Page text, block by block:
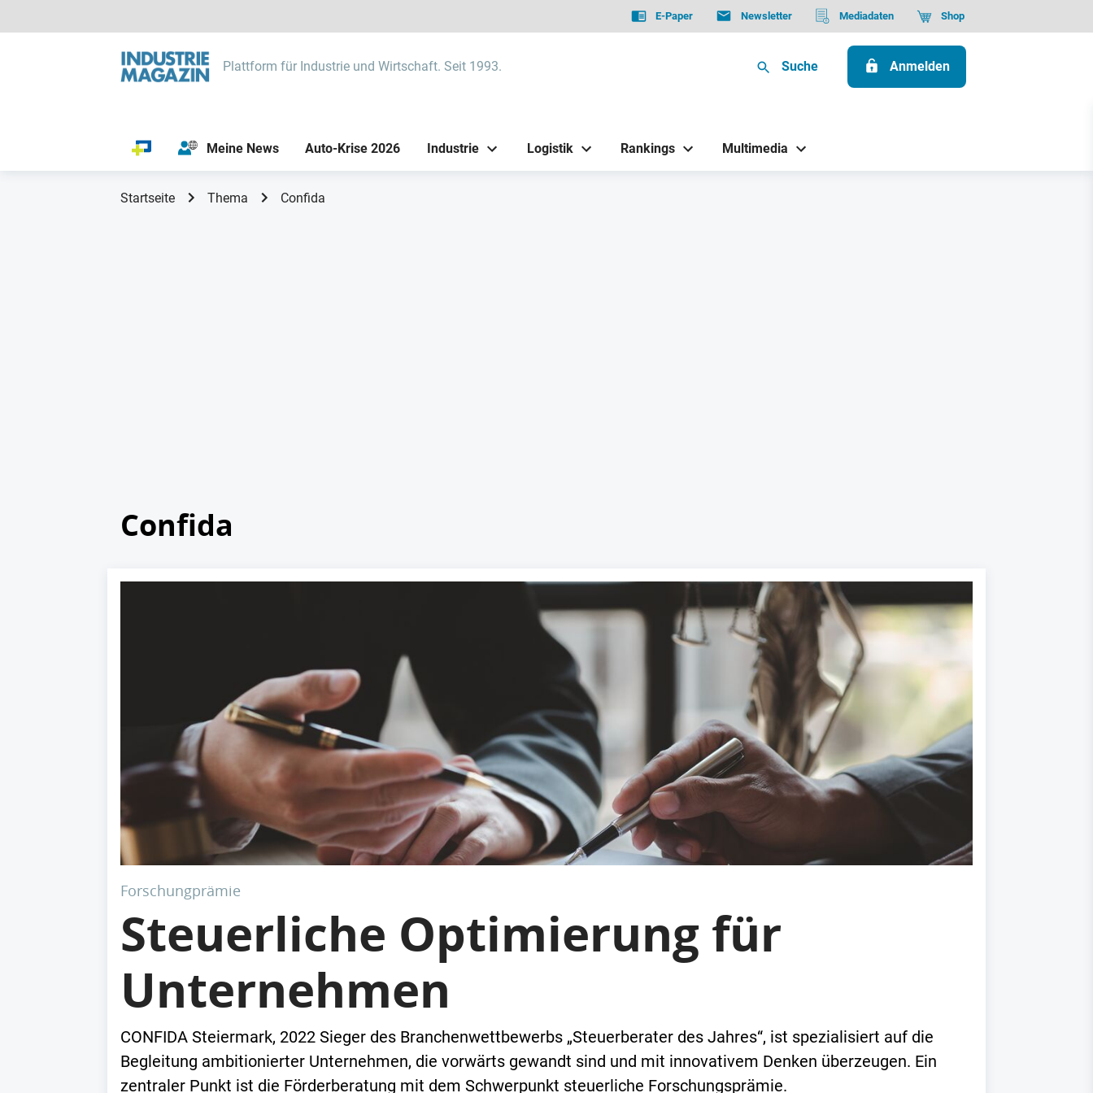
E-Paper Newsletter Mediadaten Shop
Plattform für Industrie und Wirtschaft. Seit 1993. Suche Anmelden
Meine News Auto-Krise 2026 Industrie Logistik Rankings Multimedia
Startseite Thema Confida
Confida
Forschungprämie
Steuerliche Optimierung für
Unternehmen
CONFIDA Steiermark, 2022 Sieger des Branchenwettbewerbs „Steuerberater des Jahres“, ist spezialisiert auf die
Begleitung ambitionierter Unternehmen, die vorwärts gewandt sind und mit innovativem Denken überzeugen. Ein
zentraler Punkt ist die Förderberatung mit dem Schwerpunkt steuerliche Forschungsprämie.